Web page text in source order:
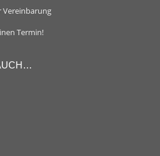
Vereinbarung
Termin!